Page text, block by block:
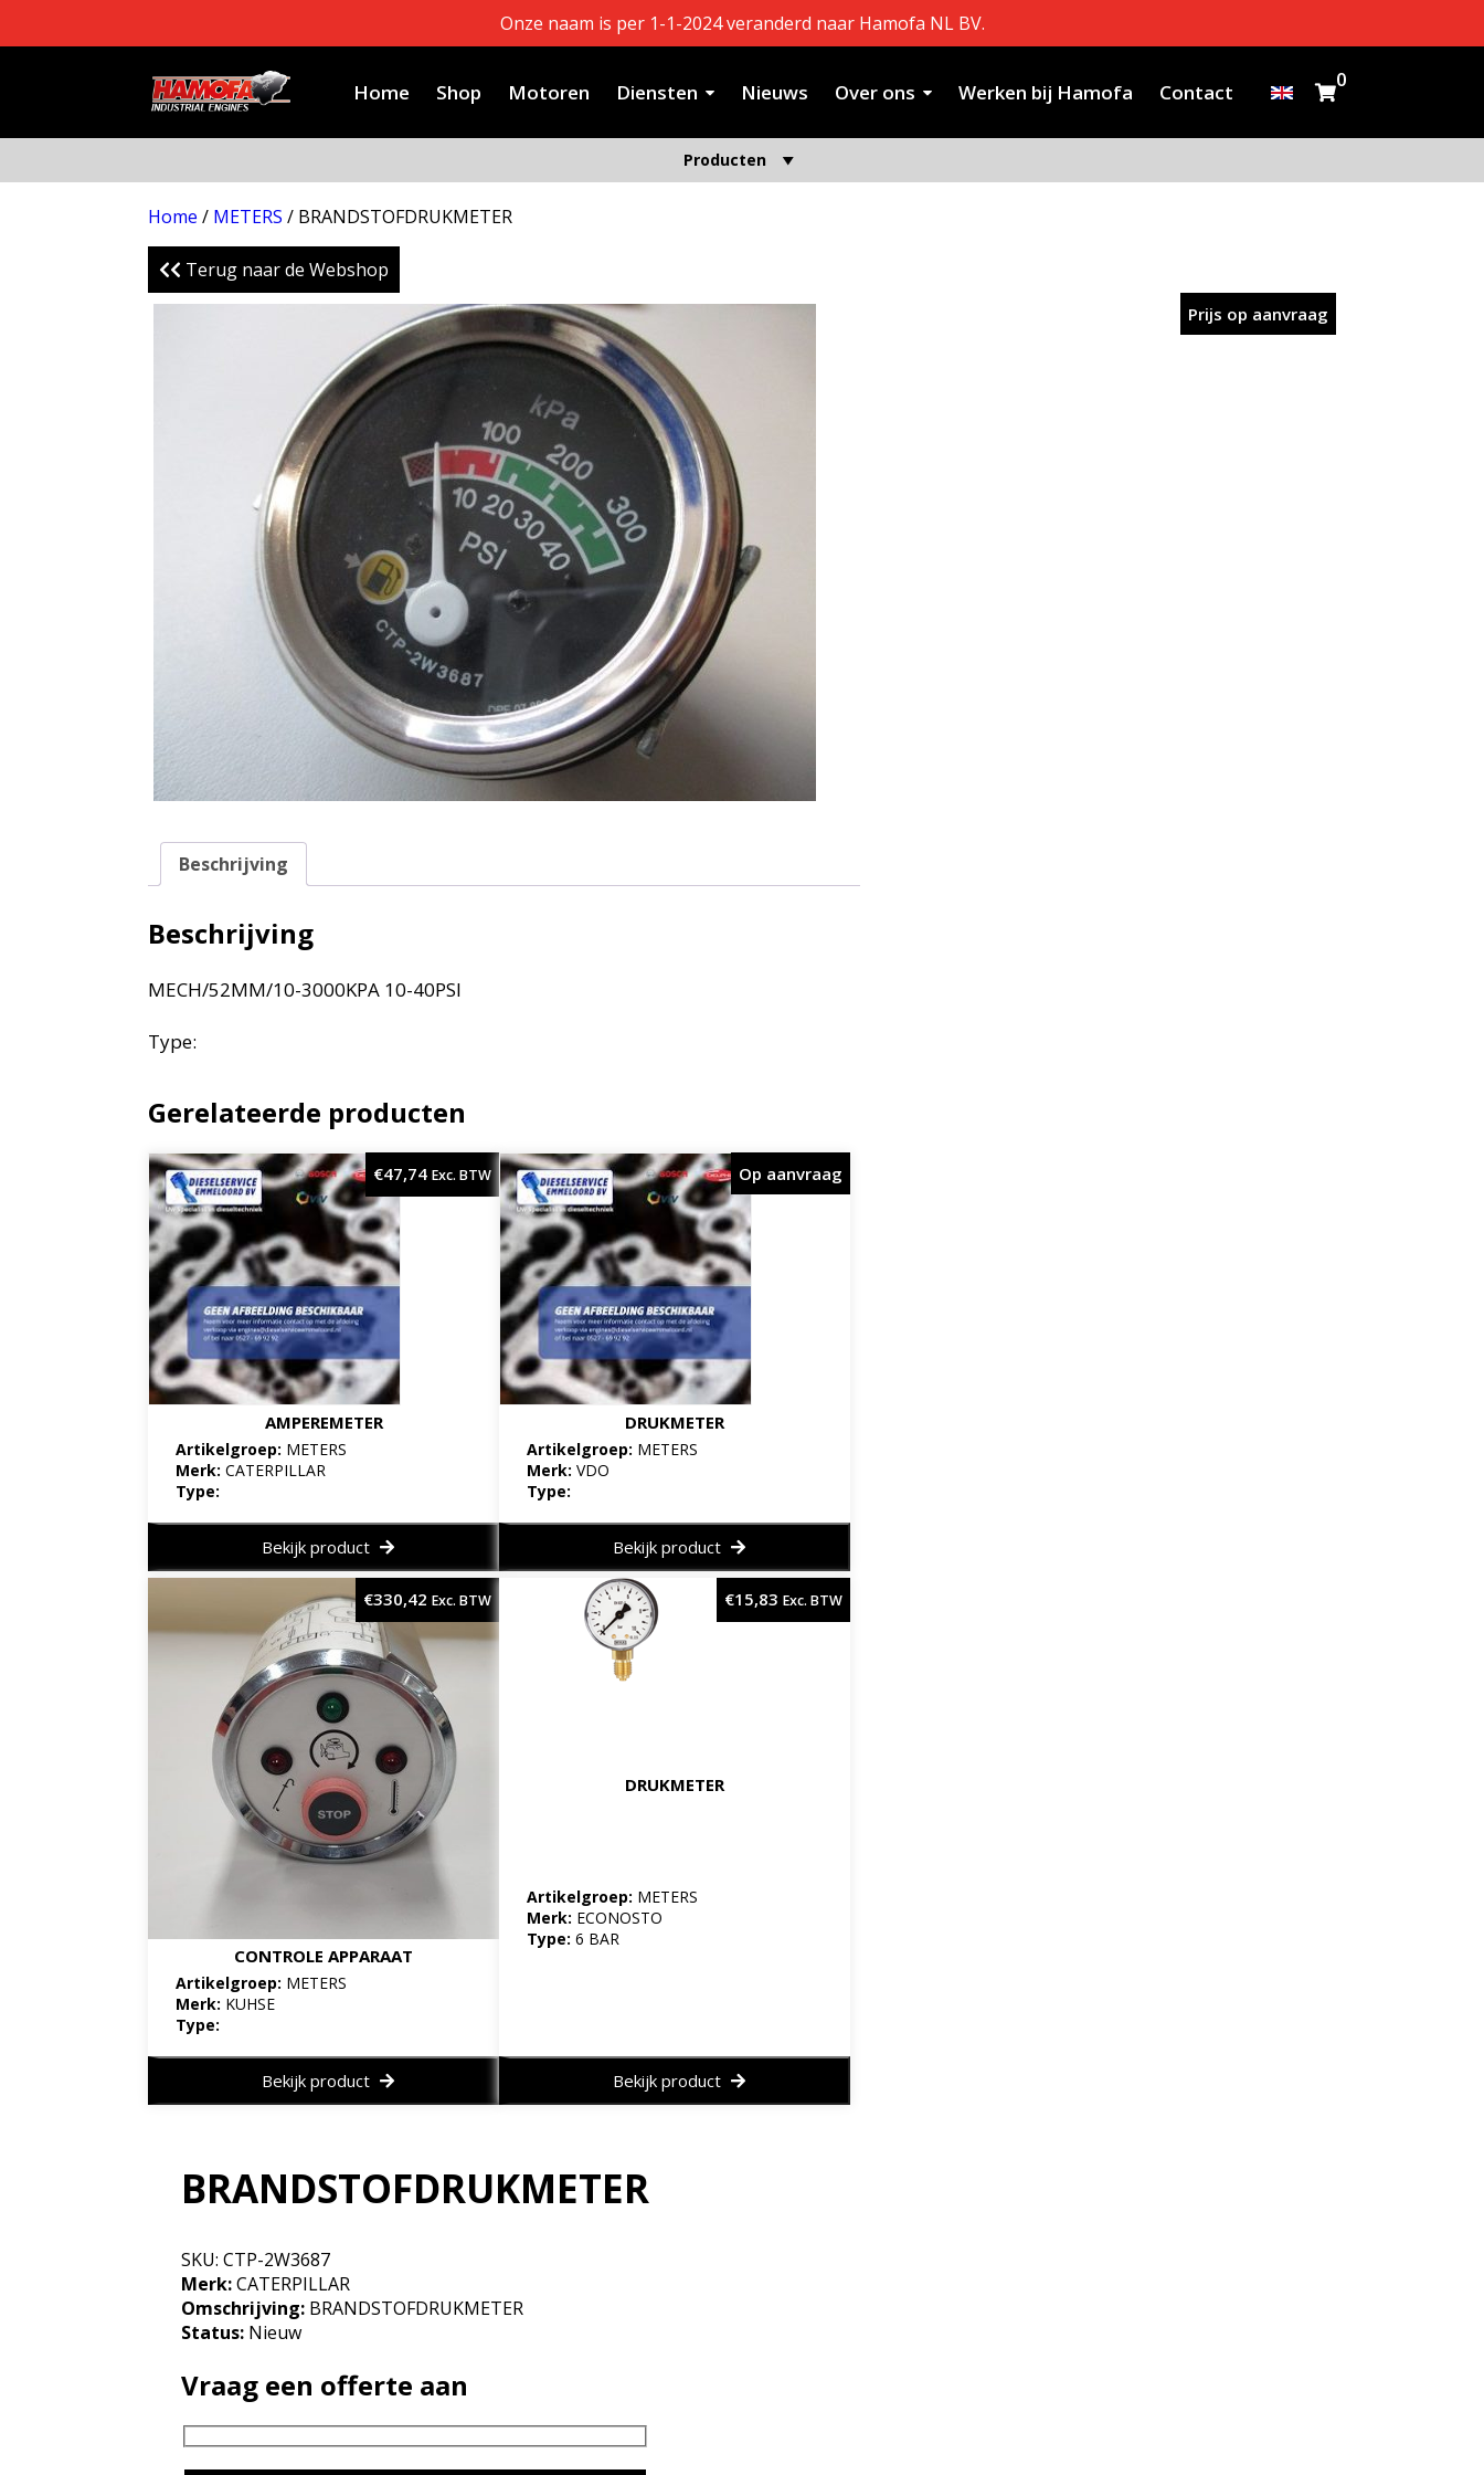
Onze naam is per 1-1-2024 veranderd naar Hamofa NL BV.
Home Shop Motoren Diensten Nieuws Over ons Werken bij Hamofa Contact
0
Producten
Home / METERS / BRANDSTOFDRUKMETER
Terug naar de Webshop
Beschrijving
Beschrijving
MECH/52MM/10-3000KPA 10-40PSI
Type:
Gerelateerde producten
AMPEREMETER
Artikelgroep: METERS
Merk:CATERPILLAR
Type:
€47,74 Exc. BTW
Bekijk product
DRUKMETER
Artikelgroep: METERS
Merk:VDO
Type:
Op aanvraag
Bekijk product
CONTROLE APPARAAT
Artikelgroep: METERS
Merk: KUHSE
Type:
€330,42 Exc. BTW
Bekijk product
DRUKMETER
Artikelgroep: METERS
Merk: ECONOSTO
Type: 6 BAR
€15,83 Exc. BTW
Bekijk product
BRANDSTOFDRUKMETER
Prijs op aanvraag
SKU:CTP-2W3687
Merk:CATERPILLAR
Omschrijving: BRANDSTOFDRUKMETER
Status: Nieuw
Vraag een offerte aan